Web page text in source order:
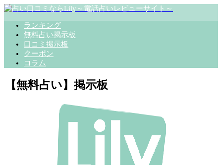
ランキング
無料占い掲示板
口コミ掲示板
クーポン
コラム
【無料占い】掲示板